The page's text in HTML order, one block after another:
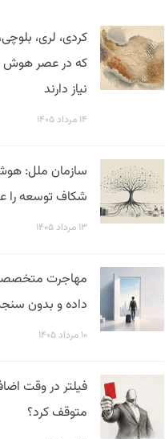
کردی، لری،
که در عصر هوش
نیاز دارند
۱۴ مرداد ۱۴۰۵
سازمان ملل:
شکاف توسعه را
۱۳ مرداد ۱۴۰۵
مهاجرت
داده و بدون
۱۰ مرداد ۱۴۰۵
متوقف کرد؟